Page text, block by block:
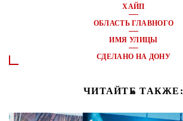
ХАЙП
ОБЛАСТЬ ГЛАВНОГО
ИМЯ УЛИЦЫ
СДЕЛАНО НА ДОНУ
ЧИТАЙТЕ ТАКЖЕ: